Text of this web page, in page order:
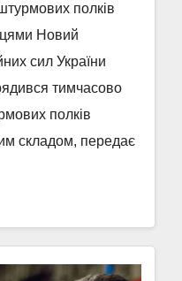
полків
Новий
сил України
тимчасово
полків
складом, передає